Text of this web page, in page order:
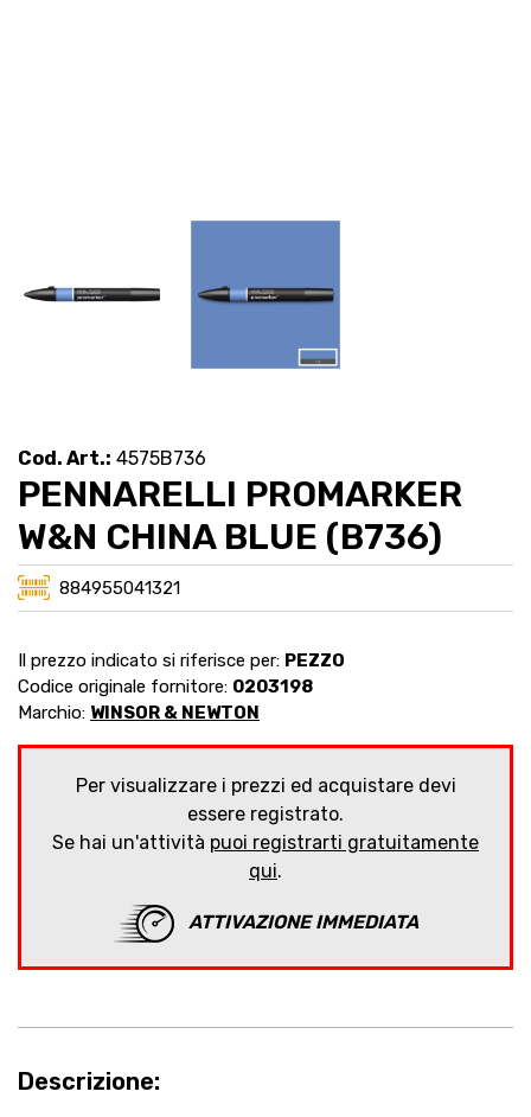
Cod. Art.: 4575B736
PENNARELLI PROMARKER
W&N CHINA BLUE (B736)
884955041321
Il prezzo indicato si riferisce per: PEZZO
Codice originale fornitore: 0203198
Marchio: WINSOR & NEWTON
Per visualizzare i prezzi ed acquistare devi
essere registrato.
Se hai un'attività puoi registrarti gratuitamente
qui.
ATTIVAZIONE IMMEDIATA
Descrizione: